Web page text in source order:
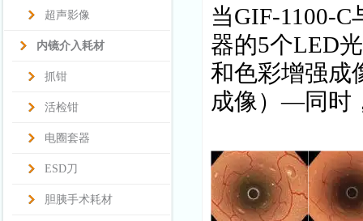
超声影像
内镜介入耗材
抓钳
活检钳
电圈套器
ESD刀
胆胰手术耗材
当GIF-1100-
器的5个LED
和色彩增强成
成像）—同时